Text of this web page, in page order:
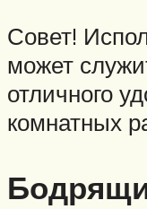
Совет!
может
отличного
комнатных